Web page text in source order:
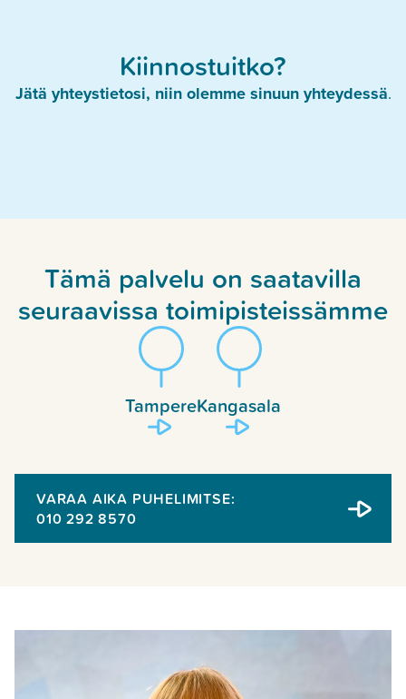
Kiinnostuitko?
Jätä yhteystietosi, niin olemme sinuun yhteydessä.
Tämä palvelu on saatavilla
seuraavissa toimipisteissämme
TampereKangasala
VARAA AIKA PUHELIMITSE:
010 292 8570